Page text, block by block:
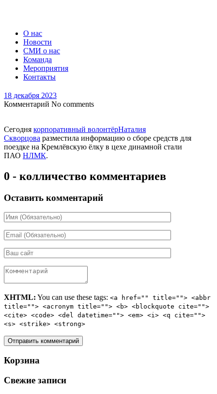
О нас
Новости
СМИ о нас
Команда
Мероприятия
Контакты
18 декабря 2023
Комментарий No comments
Сегодня корпоративный волонтёрНаталия
Скворцова разместила информацию о сборе средств для
поездке на Кремлёвскую ёлку в цехе динамной стали
ПАО НЛМК.
0 - колличество комментариев
Оставить комментарий
XHTML: You can use these tags: <a href="" title=""> <abbr
title=""> <acronym title=""> <b> <blockquote cite="">
<cite> <code> <del datetime=""> <em> <i> <q cite="">
<s> <strike> <strong>
Корзина
Свежие записи